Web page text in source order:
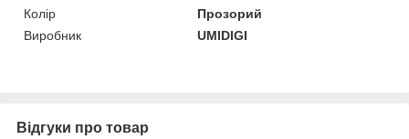
Колір
Прозорий
Виробник
UMIDIGI
Відгуки про товар